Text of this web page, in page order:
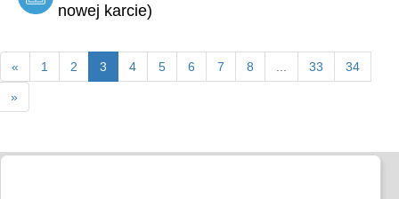
nowej karcie)
« 1 2 3 4 5 6 7 8 33 34
»